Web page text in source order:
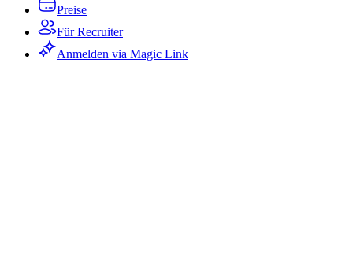
Preise
Für Recruiter
Anmelden via Magic Link